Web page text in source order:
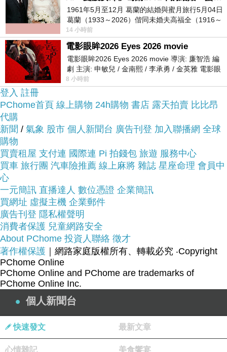
分享!
上網找了很多蘇菲亞SOPHIA 鑽石線戒-尾戒-宮廷系
列0.01克拉T型鑽戒評論跟比價的結果，還有哪裡買
最便宜划算，發現它真的很不錯!!
而且在網路上購買， 品質有保障又有七天鑑
賞期，不滿意可以退貨也不用擔心買
貴!
服務這麼優，當然在網路購物最好啦~~你一定要來
看看蘇菲亞SOPHIA 鑽石線戒-尾戒-宮廷系列0.01克
拉T型鑽戒~~
商品網址:
鑽石重量：0.01克拉
鑽石顏色：F
1961年5月至12月 葛蘭的結婚與蜜月旅行5月04日
葛蘭（1933～2026）偕同未婚夫高福全（1916～
2004）乘郵輪赴倫敦6月15日於英國倫敦St.S
14 小時前
電影眼眸2026 Eyes 2026 movie
電影眼眸2026 Eyes 2026 movie 導演: 廉智浩 編
劇 主演: 申敏兒 / 金南熙 / 李承勇 / 金英雅 電影眼
眸2026描述攝影師徐珍因遺
8 小時前
登入 註冊
PChome首頁 線上購物 24h購物 書店 露天拍賣 比比昂
代購
新聞 / 氣象 股市 個人新聞台 廣告刊登 加入聯播網 全球
購物
買賣租屋 支付連 國際連 Pi 拍錢包 旅遊 服務中心
買車 旅行團 汽車險推薦 線上麻將 雜誌 星座命理 會員中
心
一元簡訊 直播達人 數位憑證 企業簡訊
買網址 虛擬主機 企業郵件
廣告刊登 隱私權聲明
消費者保護 兒童網路安全
About PChome 投資人聯絡 徵才
著作權保護 ｜網路家庭版權所有、轉載必究 ‧Copyright
PChome Online
PChome Online and PChome are trademarks of
PChome Online Inc.
個人新聞台
快速發文 最新文章
心情雜記 美食饗宴